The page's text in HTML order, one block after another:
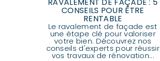
CONSEILS POUR ÊTRE
RENTABLE
Le ravalement de façade est
une étape clé pour valoriser
votre bien. Découvrez nos
conseils d'experts pour réussir
vos travaux de rénovation...